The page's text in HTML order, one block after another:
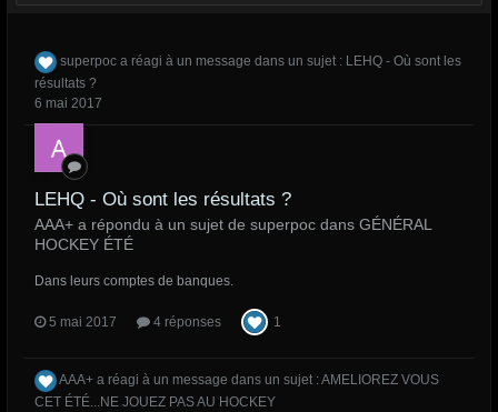
superpoc a réagi à un message dans un sujet : LEHQ - Où sont les
résultats ?
6 mai 2017
LEHQ - Où sont les résultats ?
AAA+ a répondu à un sujet de superpoc dans GÉNÉRAL
HOCKEY ÉTÉ
Dans leurs comptes de banques.
5 mai 2017 4 réponses 1
AAA+ a réagi à un message dans un sujet :AMELIOREZ VOUS
CET ÉTÉ...NE JOUEZ PAS AU HOCKEY